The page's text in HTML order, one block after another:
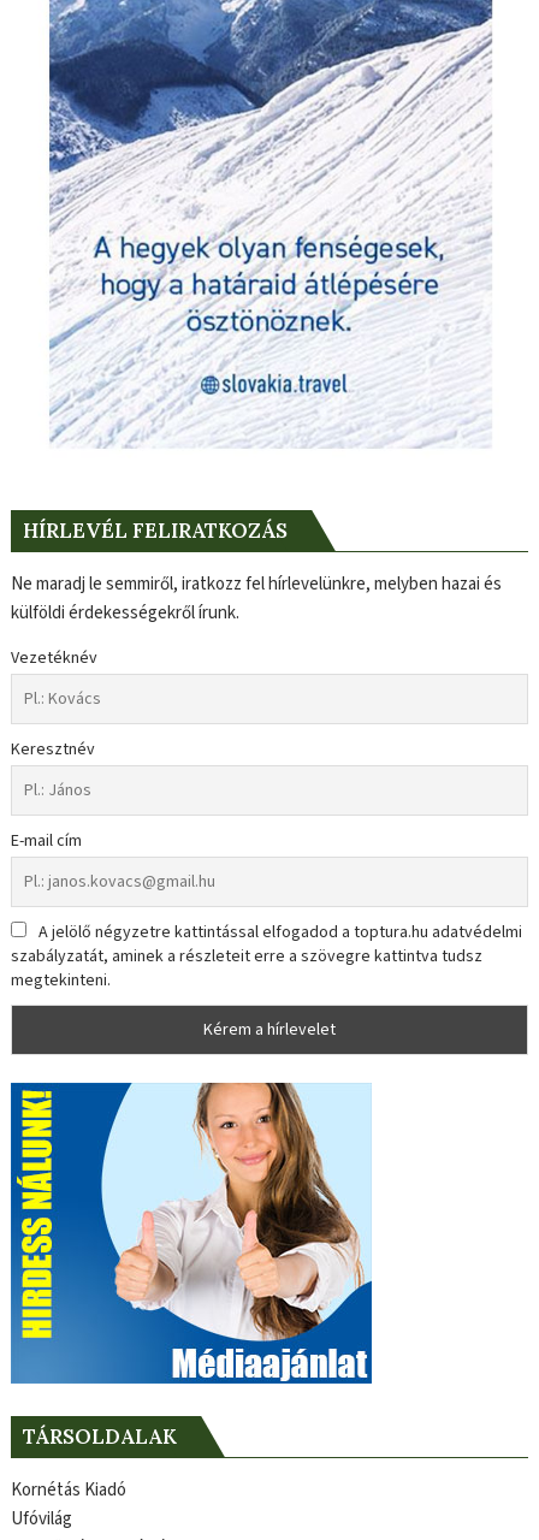
HÍRLEVÉL FELIRATKOZÁS
Ne maradj le semmiről, iratkozz fel hírlevelünkre, melyben hazai és
külföldi érdekességekről írunk.
Vezetéknév
Keresztnév
E-mail cím
A jelölő négyzetre kattintással elfogadod a toptura.hu adatvédelmi
szabályzatát, aminek a részleteit erre a szövegre kattintva tudsz
megtekinteni.
TÁRSOLDALAK
Kornétás Kiadó
Ufóvilág